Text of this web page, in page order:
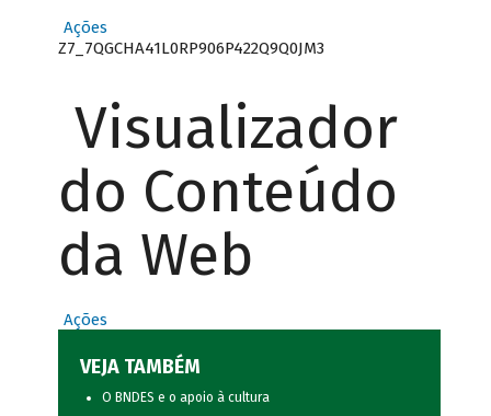
Ações
Z7_7QGCHA41L0RP906P422Q9Q0JM3
Visualizador
do Conteúdo
da Web
Ações
VEJA TAMBÉM
O BNDES e o apoio à cultura